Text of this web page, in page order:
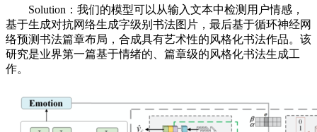
Solution：我们的模型可以从输入文本中检测用户情感，
基于生成对抗网络生成字级别书法图片，最后基于循环神经网
络预测书法篇章布局，合成具有艺术性的风格化书法作品。该
研究是业界第一篇基于情绪的、篇章级的风格化书法生成工
作。